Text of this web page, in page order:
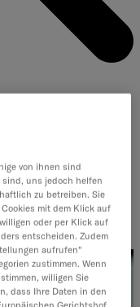
im Überblick.
von ihnen sind
uns jedoch helfen
zu betreiben. Sie
mit dem Klick auf
oder per Klick auf
entscheiden. Zudem
aufrufen"
zustimmen. Wenn
willigen Sie
dass Ihre Daten in den